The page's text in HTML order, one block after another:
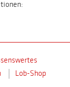
Lob-Shop